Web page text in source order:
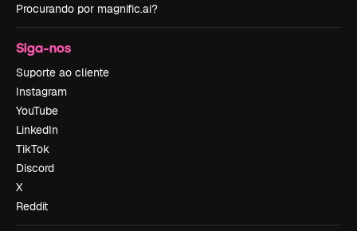
Procurando por magnific.ai?
Siga-nos
Suporte ao cliente
Instagram
YouTube
LinkedIn
TikTok
Discord
X
Reddit